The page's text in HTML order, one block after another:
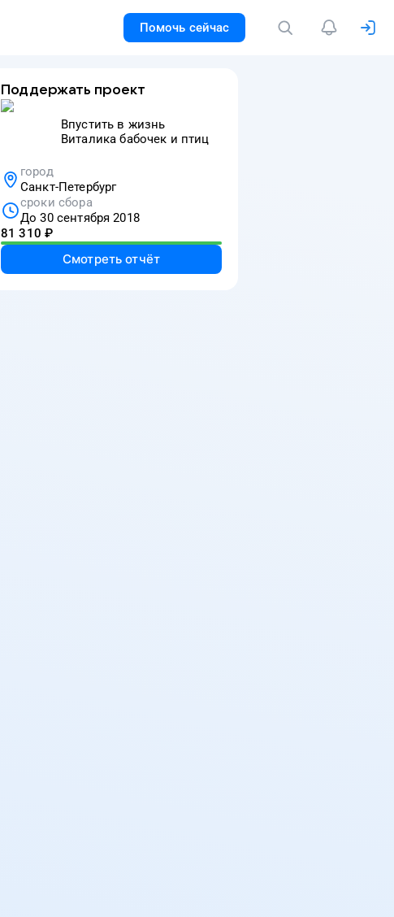
Помочь сейчас
Поддержать проект
Впустить в жизнь
Виталика бабочек и птиц
город
Санкт-Петербург
сроки сбора
До 30 сентября 2018
81 310 ₽
Смотреть отчёт